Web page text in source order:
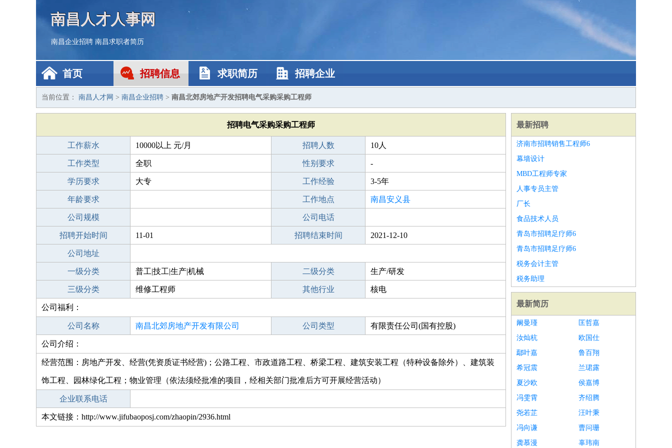
南昌人才人事网
南昌企业招聘 南昌求职者简历
首页 招聘信息 求职简历 招聘企业
当前位置： 南昌人才网 > 南昌企业招聘 > 南昌北郊房地产开发招聘电气采购采购工程师
招聘电气采购采购工程师
工作薪水 10000以上 元/月 招聘人数 10人
工作类型 全职 性别要求 -
学历要求 大专 工作经验 3-5年
年龄要求 工作地点 南昌安义县
公司规模 公司电话
招聘开始时间 11-01 招聘结束时间 2021-12-10
公司地址
一级分类 普工|技工|生产|机械 二级分类 生产/研发
三级分类 维修工程师 其他行业 核电
公司福利：
公司名称 南昌北郊房地产开发有限公司 公司类型 有限责任公司(国有控股)
公司介绍：
经营范围：房地产开发、经营(凭资质证书经营)；公路工程、市政道路工程、桥梁工程、建筑安装工程（特种设备除外）、建筑装
饰工程、园林绿化工程；物业管理（依法须经批准的项目，经相关部门批准后方可开展经营活动）
企业联系电话
本文链接：http://www.jifubaoposj.com/zhaopin/2936.html
最新招聘
济南市招聘销售工程师6
幕墙设计
MBD工程师专家
人事专员主管
厂长
食品技术人员
青岛市招聘足疗师6
青岛市招聘足疗师6
税务会计主管
税务助理
最新简历
阚曼瑾
匡哲嘉
汝灿杭
欧国仕
鄢叶嘉
鲁百翔
希冠震
兰珺露
夏沙欧
侯嘉博
冯雯霄
齐绍腾
尧若芷
汪叶秉
冯向谦
曹问珊
龚慕漫
辜玮南